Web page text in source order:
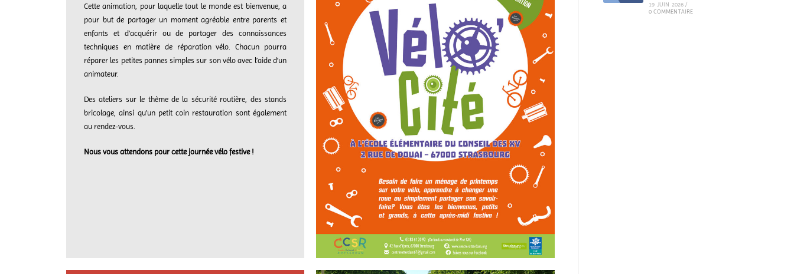
Cette animation, pour laquelle tout le monde est bienvenue, a
pour but de partager un moment agréable entre parents et
enfants et d’acquérir ou de partager des connaissances
techniques en matière de réparation vélo. Chacun pourra
réparer les petites pannes simples sur son vélo avec l’aide d’un
animateur.
Des ateliers sur le thème de la sécurité routière, des stands
bricolage, ainsi qu’un petit coin restauration sont également
au rendez-vous.
Nous vous attendons pour cette journée vélo festive !
19 JUIN 2026 /
0 COMMENTAIRE